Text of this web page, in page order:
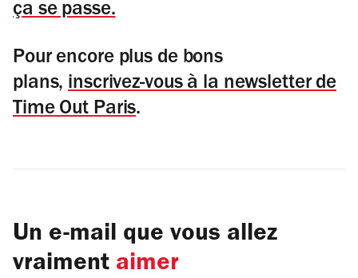
ça se passe.
Pour encore plus de bons
plans,inscrivez-vous à la newsletter de
Time Out Paris.
Un e-mail que vous allez
vraiment aimer